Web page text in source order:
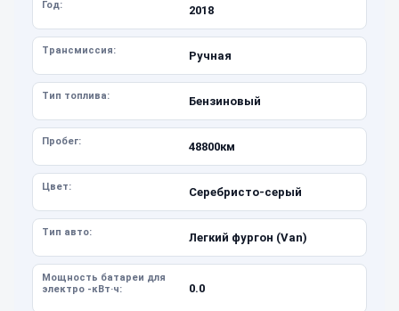
Год: 2018
Трансмиссия: Ручная
Тип топлива: Бензиновый
Пробег: 48800км
Цвет: Серебристо-серый
Тип авто: Легкий фургон (Van)
Мощность батареи для
электро -кВт·ч:
0.0